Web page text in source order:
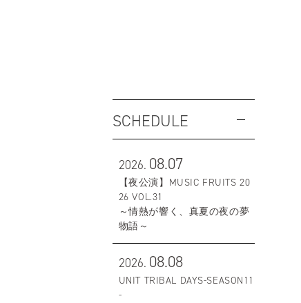
SCHEDULE
2026. 08.07
【夜公演】MUSIC FRUITS 20
26 VOL.31
～情熱が響く、真夏の夜の夢
物語～
2026. 08.08
UNIT TRIBAL DAYS-SEASON11
-